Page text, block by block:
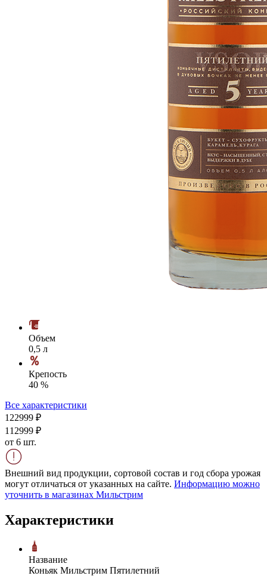
Объем
0,5 л
Крепость
40 %
Все характеристики
122999 ₽
112999 ₽
от 6 шт.
Внешний вид продукции, сортовой состав и год сбора урожая
могут отличаться от указанных на сайте. Информацию можно
уточнить в магазинах Мильстрим
Характеристики
Название
Коньяк Мильстрим Пятилетний